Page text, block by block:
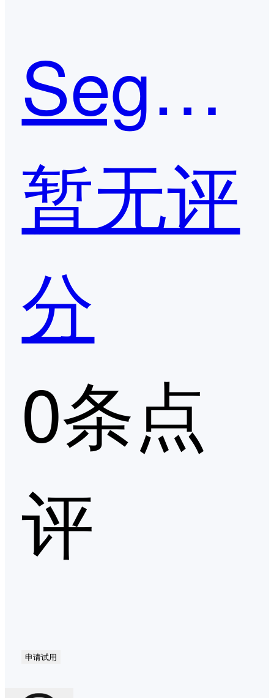
Segment Anything（SAM）
暂无评
分
0条点
评
申请试用